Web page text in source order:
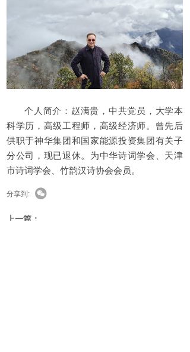
个人简介：赵满贵，中共党员，大学本
科学历，高级工程师，高级经济师。曾先后
供职于神华集团和国家能源投资集团有关子
分公司，现已退休。为中华诗词学会、天津
市诗词学会、竹韵汉诗协会会员。
分享到:
上一篇：